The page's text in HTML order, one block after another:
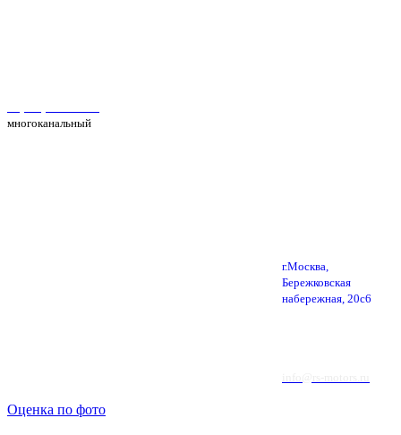
многоканальный
г.Москва,
Бережковская
набережная, 20с6
Оценка по фото